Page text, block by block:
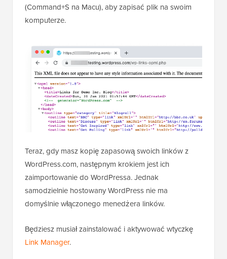
(Command+S na Macu), aby zapisać plik na swoim
komputerze.
Teraz, gdy masz kopię zapasową swoich linków z
WordPress.com, następnym krokiem jest ich
zaimportowanie do WordPressa. Jednak
samodzielnie hostowany WordPress nie ma
domyślnie włączonego menedżera linków.
Będziesz musiał zainstalować i aktywować wtyczkę
Link Manager.